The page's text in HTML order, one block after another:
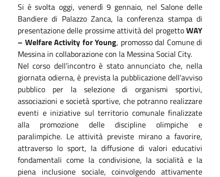
Si è svolta oggi, venerdì 9 gennaio, nel Salone delle
Bandiere di Palazzo Zanca, la conferenza stampa di
presentazione delle prossime attività del progettoWAY
– Welfare Activity for Young, promosso dal Comune di
Messina in collaborazione con la Messina Social City.
Nel corso dell’incontro è stato annunciato che, nella
giornata odierna, è prevista la pubblicazione dell’avviso
pubblico per la selezione di organismi sportivi,
associazioni e società sportive, che potranno realizzare
eventi e iniziative sul territorio comunale finalizzate
alla promozione delle discipline olimpiche e
paralimpiche. Le attività previste mirano a favorire,
attraverso lo sport, la diffusione di valori educativi
fondamentali come la condivisione, la socialità e la
piena inclusione sociale, coinvolgendo attivamente